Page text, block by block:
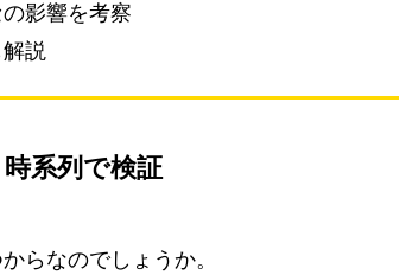
影響を考察
説
系列で検証
らなのでしょうか。